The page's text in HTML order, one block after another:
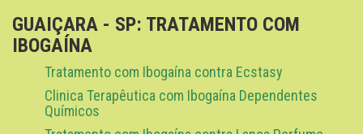
GUAIÇARA - SP: TRATAMENTO COM
IBOGAÍNA
Tratamento com Ibogaína contra Ecstasy
Clinica Terapêutica com Ibogaína Dependentes
Químicos